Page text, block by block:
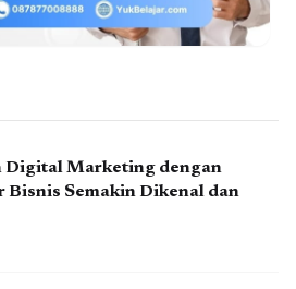
Digital Marketing dengan
Bisnis Semakin Dikenal dan